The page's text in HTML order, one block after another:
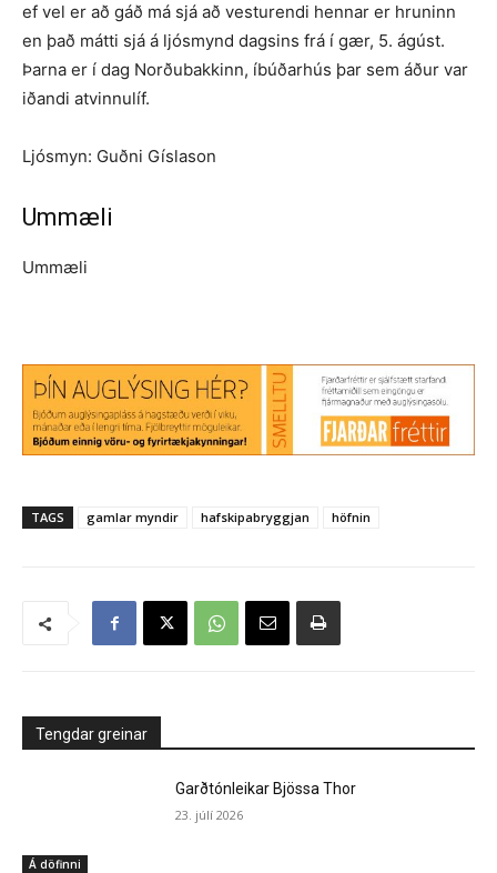
ef vel er að gáð má sjá að vesturendi hennar er hruninn
en það mátti sjá á ljósmynd dagsins frá í gær, 5. ágúst.
Þarna er í dag Norðubakkinn, íbúðarhús þar sem áður var
iðandi atvinnulíf.
Ljósmyn: Guðni Gíslason
Ummæli
Ummæli
TAGS gamlar myndir hafskipabryggjan höfnin
Tengdar greinar
Á döfinni
Garðtónleikar Bjössa Thor
23. júlí 2026